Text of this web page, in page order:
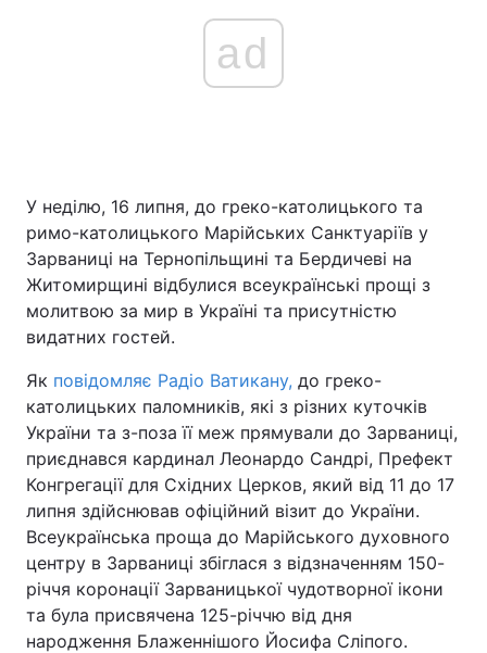
ad
У неділю, 16 липня, до греко-католицького та
римо-католицького Марійських Санктуаріїв у
Зарваниці на Тернопільщині та Бердичеві на
Житомирщині відбулися всеукраїнські прощі з
молитвою за мир в Україні та присутністю
видатних гостей.
Як повідомляє Радіо Ватикану, до греко-
католицьких паломників, які з різних куточків
України та з-поза її меж прямували до Зарваниці,
приєднався кардинал Леонардо Сандрі, Префект
Конгрегації для Східних Церков, який від 11 до 17
липня здійснював офіційний візит до України.
Всеукраїнська проща до Марійського духовного
центру в Зарваниці збіглася з відзначенням 150-
річчя коронації Зарваницької чудотворної ікони
та була присвячена 125-річчю від дня
народження Блаженнішого Йосифа Сліпого.